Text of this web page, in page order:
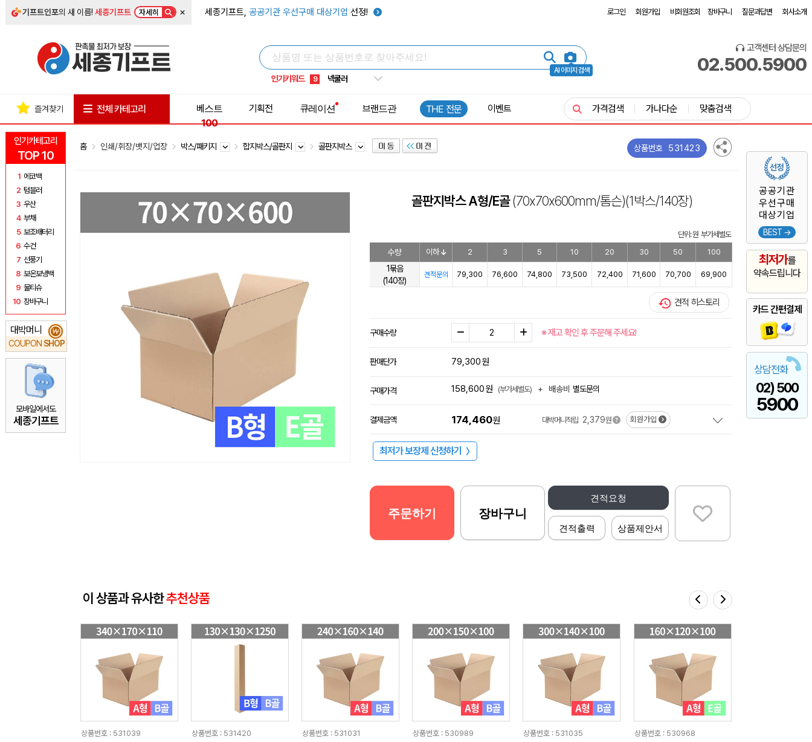
기프트인포의 새 이름!세종기프트 자세히 × 세종기프트, 공공기관 우선구매 대상기업 선정! 로그인 회원가입 비회원조회 장바구니 질문과답변 회사소개
AI 이미지 검색
인기키워드
5 키캡
8 쿨토시
9 넥쿨러
1 선풍기
고객센터 상담문의
02.500.5900
인기카테고리
TOP 10
1 에코백
2 텀블러
3 우산
4 부채
5 보조배터리
6 수건
7 선풍기
8 보온보냉백
9 물티슈
10 장바구니
대박머니
COUPON SHOP
₩
모바일에서도
세종기프트
공공기관
우선구매
대상기업
BEST →
최저가를
약속드립니다
카드 간편결제
상담전화
02) 500
5900
즐겨찾기 전체 카테고리
베스트
100
기획전 큐레이션 브랜드관 THE 전문 이벤트 가격검색 가나다순 맞춤검색
홈 인쇄/휘장/뱃지/업장 박스/패키지 합지박스/골판지 골판지박스 상품번호 531423
골판지박스 A형/E골(70x70x600mm/톰슨)(1박스/140장)
단위: 원 부가세별도
수량 이하 2 3 5 10 20 30 50 100
1묶음
(140장)
견적문의 79,300 76,600 74,800 73,500 72,400 71,600 70,700 69,900
견적 히스토리
구매수량 ※ 재고 확인 후 주문해 주세요!
판매단가 79,300원
구매가격 158,600원 (부가세별도) + 배송비 별도문의
결제금액 174,460원 대박머니적립 2,379원 회원가입
최저가 보장제 신청하기 〉
견적요청
견적출력 상품제안서
주문하기 장바구니
이 상품과 유사한추천상품
상품번호 : 531039
상품번호 : 531420
상품번호 : 531031
상품번호 : 530989
상품번호 : 531035
상품번호 : 530968